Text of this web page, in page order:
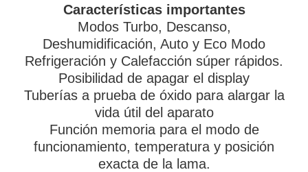
Características importantes
Modos Turbo, Descanso,
Deshumidificación, Auto y Eco Modo
Refrigeración y Calefacción súper rápidos.
Posibilidad de apagar el display
Tuberías a prueba de óxido para alargar la
vida útil del aparato
Función memoria para el modo de
funcionamiento, temperatura y posición
exacta de la lama.